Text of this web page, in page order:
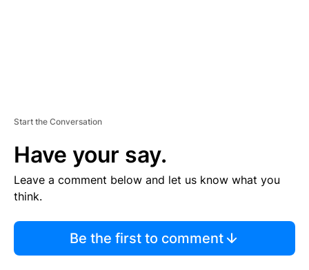
Start the Conversation
Have your say.
Leave a comment below and let us know what you
think.
Be the first to comment